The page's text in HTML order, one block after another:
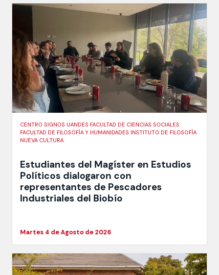
CENTRO SIGNOS UANDES FACULTAD DE CIENCIAS SOCIALES
FACULTAD DE FILOSOFÍA Y HUMANIDADES INSTITUTO DE FILOSOFÍA
NUEVA CULTURA
Estudiantes del Magíster en Estudios
Políticos dialogaron con
representantes de Pescadores
Industriales del Biobío
Martes 4 de Agosto de 2026